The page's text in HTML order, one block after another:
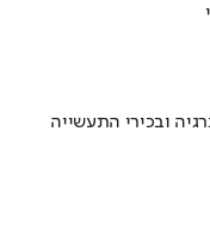
ובכירי התעשייה